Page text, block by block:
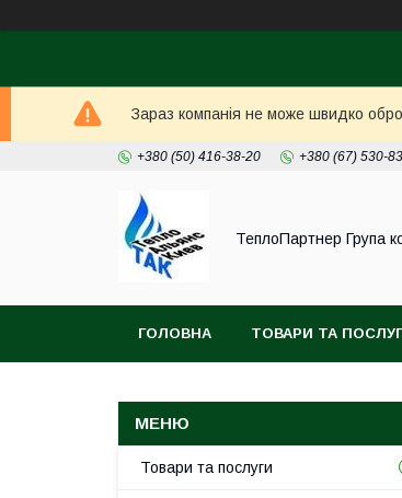
Зараз компанія не може швидко
+380 (50) 416-38-20 +380 (67) 530-
ТеплоПартнер Група
ГОЛОВНА ТОВАРИ ТА
Товари та послуги